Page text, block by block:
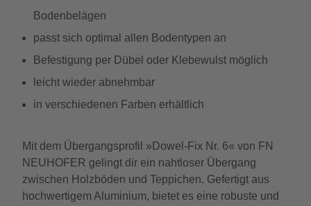
Bodenbelägen
passt sich optimal allen Bodentypen an
Befestigung per Dübel oder Klebewulst möglich
leicht wieder abnehmbar
in verschiedenen Farben erhältlich
Mit dem Übergangsprofil »Dowel-Fix Nr. 6« von FN
NEUHOFER gelingt dir ein nahtloser Übergang
zwischen Holzböden und Teppichen. Gefertigt aus
hochwertigem Aluminium, bietet es eine robuste und